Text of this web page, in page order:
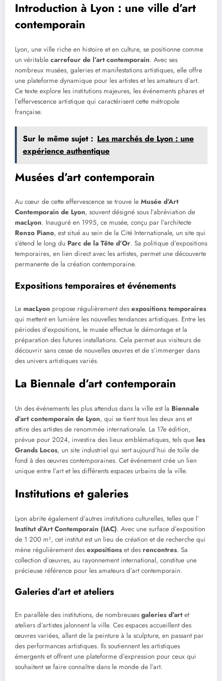
Introduction à Lyon : une ville d’art
contemporain
Lyon, une ville riche en histoire et en culture, se positionne comme
un véritable carrefour de l’art contemporain. Avec ses
nombreux musées, galeries et manifestations artistiques, elle offre
une plateforme dynamique pour les artistes et les amateurs d’art.
Ce texte explore les institutions majeures, les événements phares et
l’effervescence artistique qui caractérisent cette métropole
française.
Sur le même sujet : Les marchés de Lyon : une
expérience authentique
Musées d’art contemporain
Au cœur de cette effervescence se trouve le Musée d’Art
Contemporain de Lyon, souvent désigné sous l’abréviation de
macLyon. Inauguré en 1995, ce musée, conçu par l’architecte
Renzo Piano, est situé au sein de la Cité Internationale, un site qui
s’étend le long du Parc de la Tête d’Or. Sa politique d’expositions
temporaires, en lien direct avec les artistes, permet une découverte
permanente de la création contemporaine.
Expositions temporaires et événements
Le macLyon propose régulièrement des expositions temporaires
qui mettent en lumière les nouvelles tendances artistiques. Entre les
périodes d’expositions, le musée effectue le démontage et la
préparation des futures installations. Cela permet aux visiteurs de
découvrir sans cesse de nouvelles œuvres et de s’immerger dans
des univers artistiques variés.
La Biennale d’art contemporain
Un des événements les plus attendus dans la ville est la Biennale
d’art contemporain de Lyon, qui se tient tous les deux ans et
attire des artistes de renommée internationale. La 17e édition,
prévue pour 2024, investira des lieux emblématiques, tels que les
Grands Locos, un site industriel qui sert aujourd’hui de toile de
fond à des œuvres contemporaines. Cet événement crée un lien
unique entre l’art et les différents espaces urbains de la ville.
Institutions et galeries
Lyon abrite également d’autres institutions culturelles, telles que l’
Institut d’Art Contemporain (IAC). Avec une surface d’exposition
de 1 200 m², cet institut est un lieu de création et de recherche qui
mène régulièrement des expositions et des rencontres. Sa
collection d’œuvres, au rayonnement international, constitue une
précieuse référence pour les amateurs d’art contemporain.
Galeries d’art et ateliers
En parallèle des institutions, de nombreuses galeries d’artet
ateliers d’artistes jalonnent la ville. Ces espaces accueillent des
œuvres variées, allant de la peinture à la sculpture, en passant par
des performances artistiques. Ils soutiennent les artistiques
émergents et offrent une plateforme d’expression pour ceux qui
souhaitent se faire connaître dans le monde de l’art.